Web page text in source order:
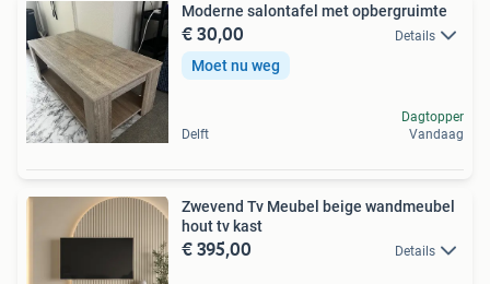
Moderne salontafel met opbergruimte
€ 30,00 Details
Moet nu weg
Delft
Dagtopper
Vandaag
Zwevend Tv Meubel beige wandmeubel
hout tv kast
€ 395,00 Details